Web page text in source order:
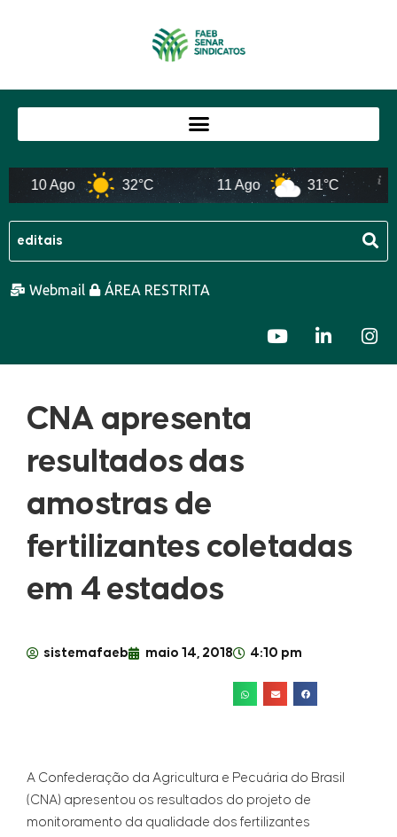
10 Ago 32°C 11 Ago 31°C
Webmail ÁREA RESTRITA
CNA apresenta
resultados das
amostras de
fertilizantes coletadas
em 4 estados
sistemafaeb maio 14, 2018 4:10 pm
A Confederação da Agricultura e Pecuária do Brasil
(CNA) apresentou os resultados do projeto de
monitoramento da qualidade dos fertilizantes